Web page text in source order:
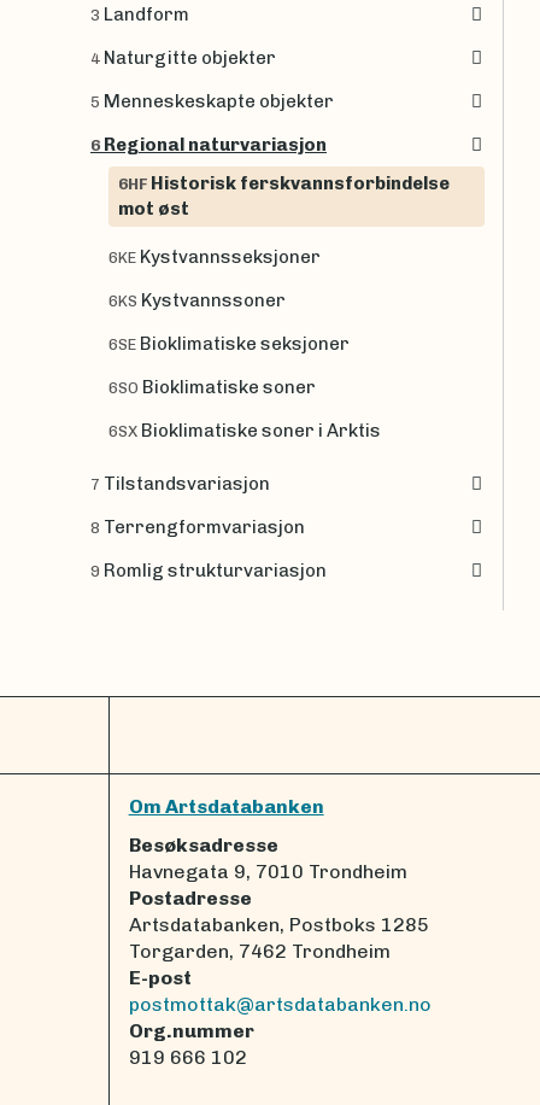
3 Landform
4 Naturgitte objekter
5 Menneskeskapte objekter
6 Regional naturvariasjon
6HF Historisk ferskvannsforbindelse
mot øst
6KE Kystvannsseksjoner
6KS Kystvannssoner
6SE Bioklimatiske seksjoner
6SO Bioklimatiske soner
6SX Bioklimatiske soner i Arktis
7 Tilstandsvariasjon
8 Terrengformvariasjon
9 Romlig strukturvariasjon
Om Artsdatabanken
Besøksadresse
Havnegata 9, 7010 Trondheim
Postadresse
Artsdatabanken, Postboks 1285
Torgarden, 7462 Trondheim
E-post
postmottak@artsdatabanken.no
Org.nummer
919 666 102